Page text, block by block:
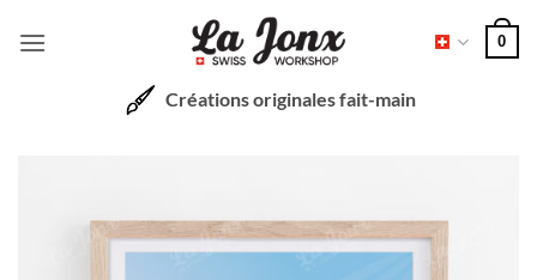
0
Créations originales fait-main